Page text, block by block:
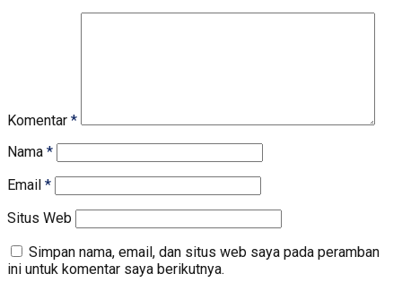
Komentar *
Nama *
Email *
Situs Web
Simpan nama, email, dan situs web saya pada peramban
ini untuk komentar saya berikutnya.